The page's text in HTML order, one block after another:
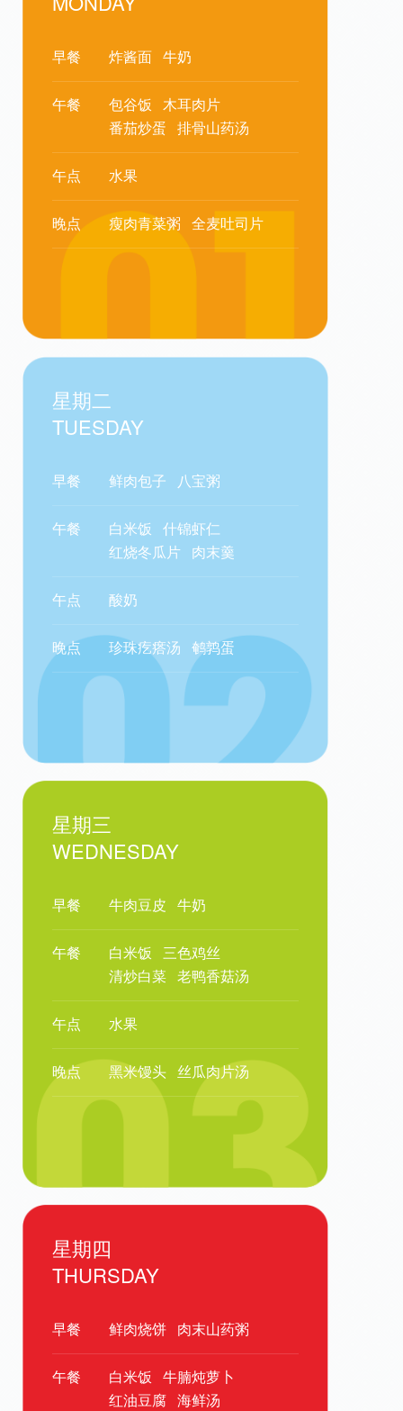
早餐 炸酱面 牛奶
午餐 包谷饭 木耳肉片
番茄炒蛋 排骨山药汤
午点 水果
晚点 瘦肉青菜粥 全麦吐司片
星期二
TUESDAY
早餐 鲜肉包子 八宝粥
午餐 白米饭
什锦虾仁
红烧冬瓜片 肉末羹
午点 酸奶
晚点 珍珠疙瘩汤 鹌鹑蛋
星期三
WEDNESDAY
早餐 牛肉豆皮 牛奶
午餐 白米饭 三色鸡丝
清炒白菜 老鸭香菇汤
午点 水果
晚点 黑米馒头 丝瓜肉片汤
星期四
THURSDAY
早餐 鲜肉烧饼 肉末山药粥
午餐 白米饭 牛腩炖萝卜
红油豆腐 海鲜汤